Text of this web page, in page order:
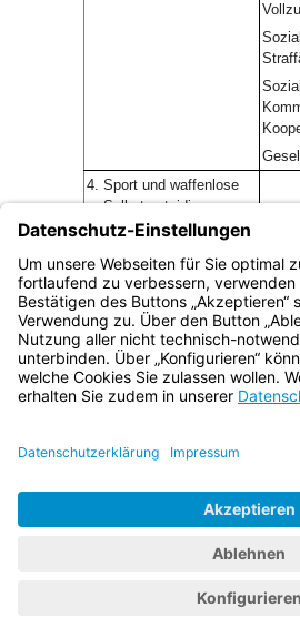
4. Sport und waffenlose
Selbstverteidigung
Waffenkunde und
Schießen
5. Erste Hilfe
Bayern.de
BayernPortal
Impressum